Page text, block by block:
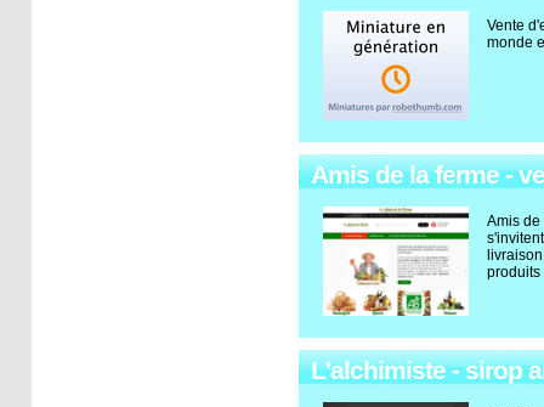
Vente
monde
Amis de la ferme -
Amis de
L'alchimiste - sirop